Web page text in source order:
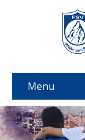
Menu